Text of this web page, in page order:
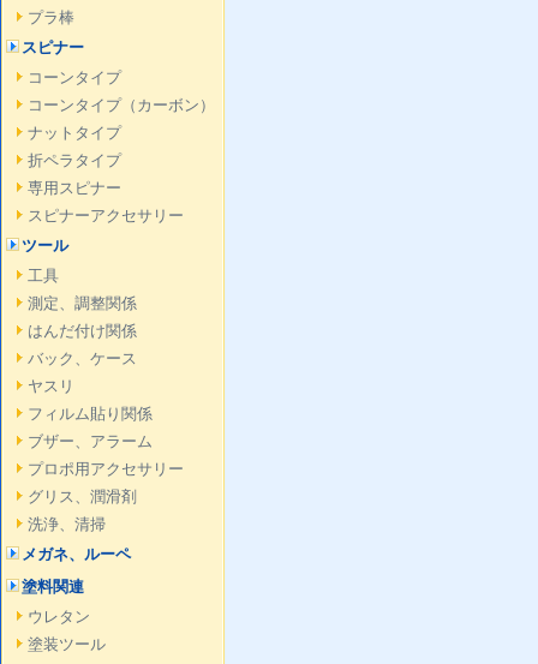
プラ棒
スピナー
コーンタイプ
コーンタイプ（カーボン）
ナットタイプ
折ペラタイプ
専用スピナー
スピナーアクセサリー
ツール
工具
測定、調整関係
はんだ付け関係
バック、ケース
ヤスリ
フィルム貼り関係
ブザー、アラーム
プロポ用アクセサリー
グリス、潤滑剤
洗浄、清掃
メガネ、ルーペ
塗料関連
ウレタン
塗装ツール